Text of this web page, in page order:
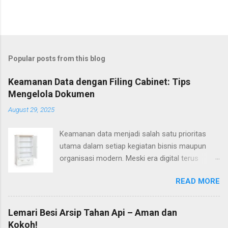
Popular posts from this blog
Keamanan Data dengan Filing Cabinet: Tips
Mengelola Dokumen
August 29, 2025
Keamanan data menjadi salah satu prioritas
utama dalam setiap kegiatan bisnis maupun
organisasi modern. Meski era digital terus
memiliki peran yang penting. Banyak dokumen
sensitif, mulai dari kontrak, catatan keuangan,
hingga informasi personal, yang harus dikelola
secara aman. Di sinilah keamanan data dengan
READ MORE
Lemari Besi Arsip Tahan Api – Aman dan
Kokoh!